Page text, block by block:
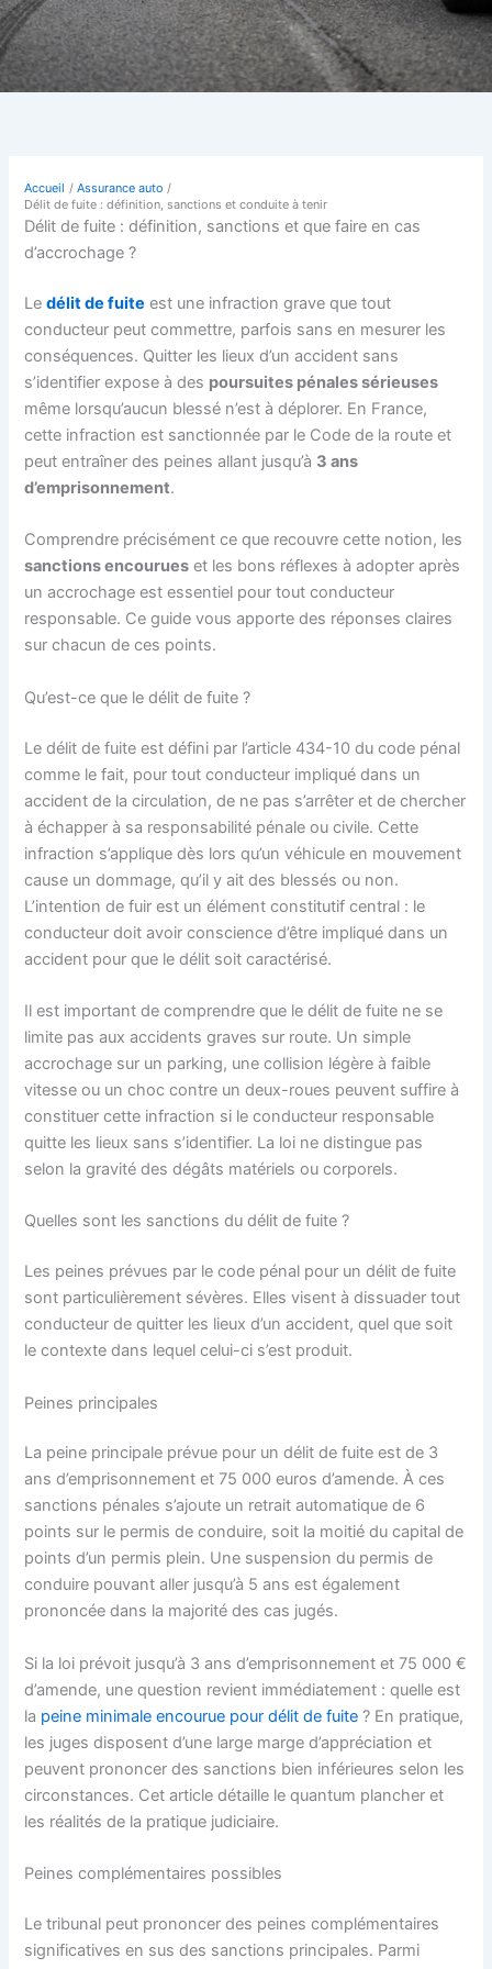
Accueil
Assurance auto
Délit de fuite : définition, sanctions et conduite à tenir
Délit de fuite : définition, sanctions et que faire en cas
d’accrochage ?
Ledélit de fuite est une infraction grave que tout
conducteur peut commettre, parfois sans en mesurer les
conséquences. Quitter les lieux d’un accident sans
s’identifier expose à des poursuites pénales sérieuses
même lorsqu’aucun blessé n’est à déplorer. En France,
cette infraction est sanctionnée par le Code de la route et
peut entraîner des peines allant jusqu’à 3 ans
d’emprisonnement.
Comprendre précisément ce que recouvre cette notion, les
sanctions encourues et les bons réflexes à adopter après
un accrochage est essentiel pour tout conducteur
responsable. Ce guide vous apporte des réponses claires
sur chacun de ces points.
Qu’est-ce que le délit de fuite ?
Le délit de fuite est défini par l’article 434-10 du code pénal
comme le fait, pour tout conducteur impliqué dans un
accident de la circulation, de ne pas s’arrêter et de chercher
à échapper à sa responsabilité pénale ou civile. Cette
infraction s’applique dès lors qu’un véhicule en mouvement
cause un dommage, qu’il y ait des blessés ou non.
L’intention de fuir est un élément constitutif central : le
conducteur doit avoir conscience d’être impliqué dans un
accident pour que le délit soit caractérisé.
Il est important de comprendre que le délit de fuite ne se
limite pas aux accidents graves sur route. Un simple
accrochage sur un parking, une collision légère à faible
vitesse ou un choc contre un deux-roues peuvent suffire à
constituer cette infraction si le conducteur responsable
quitte les lieux sans s’identifier. La loi ne distingue pas
selon la gravité des dégâts matériels ou corporels.
Quelles sont les sanctions du délit de fuite ?
Les peines prévues par le code pénal pour un délit de fuite
sont particulièrement sévères. Elles visent à dissuader tout
conducteur de quitter les lieux d’un accident, quel que soit
le contexte dans lequel celui-ci s’est produit.
Peines principales
La peine principale prévue pour un délit de fuite est de 3
ans d’emprisonnement et 75 000 euros d’amende. À ces
sanctions pénales s’ajoute un retrait automatique de 6
points sur le permis de conduire, soit la moitié du capital de
points d’un permis plein. Une suspension du permis de
conduire pouvant aller jusqu’à 5 ans est également
prononcée dans la majorité des cas jugés.
Si la loi prévoit jusqu’à 3 ans d’emprisonnement et 75 000 €
d’amende, une question revient immédiatement : quelle est
la peine minimale encourue pour délit de fuite ? En pratique,
les juges disposent d’une large marge d’appréciation et
peuvent prononcer des sanctions bien inférieures selon les
circonstances. Cet article détaille le quantum plancher et
les réalités de la pratique judiciaire.
Peines complémentaires possibles
Le tribunal peut prononcer des peines complémentaires
significatives en sus des sanctions principales. Parmi